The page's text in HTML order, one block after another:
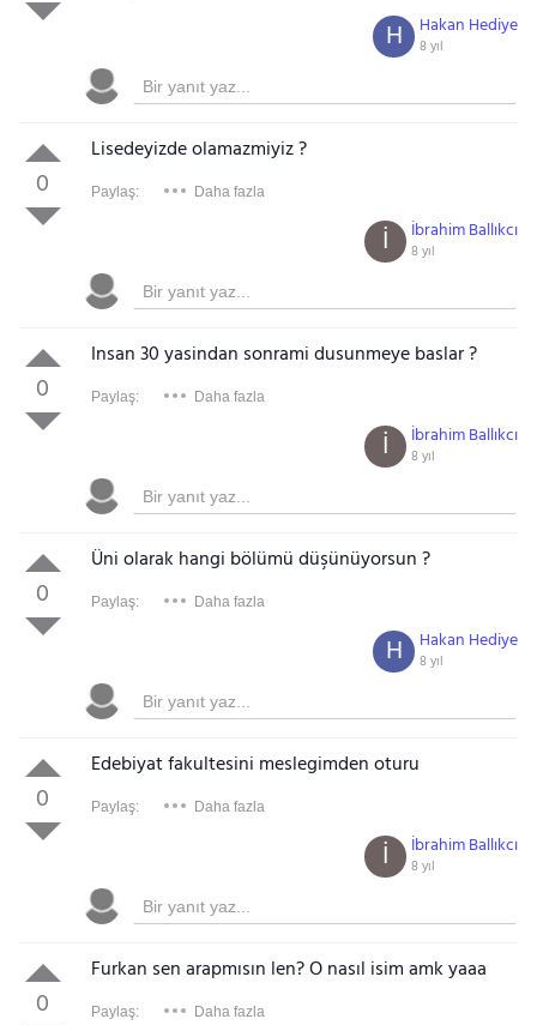
Hakan Hediye
8 yıl
H
0
Lisedeyizde olamazmiyiz ?
Paylaş: Daha fazla
İbrahim Ballıkcı
8 yıl
İ
0
Insan 30 yasindan sonrami dusunmeye baslar ?
Paylaş: Daha fazla
İbrahim Ballıkcı
8 yıl
İ
0
Üni olarak hangi bölümü düşünüyorsun ?
Paylaş: Daha fazla
Hakan Hediye
8 yıl
H
0
Edebiyat fakultesini meslegimden oturu
Paylaş: Daha fazla
İbrahim Ballıkcı
8 yıl
İ
0
Furkan sen arapmısın len? O nasıl isim amk yaaa
Paylaş: Daha fazla